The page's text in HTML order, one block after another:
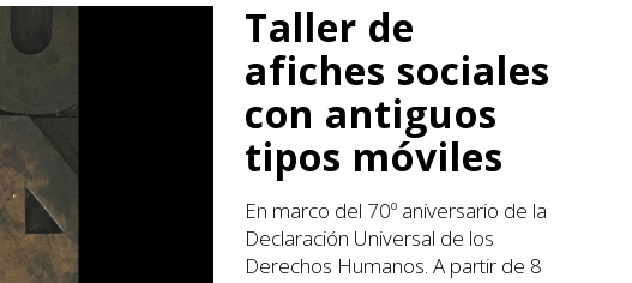
Taller de
afiches sociales
con antiguos
tipos móviles
En marco del 70º aniversario de la
Declaración Universal de los
Derechos Humanos. A partir de 8